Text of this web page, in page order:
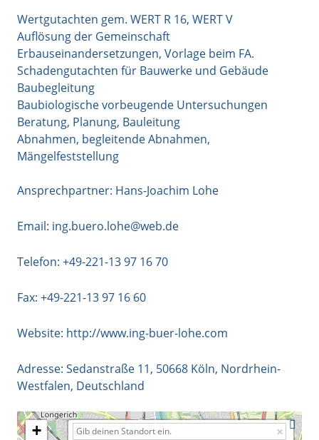
Wertgutachten gem. WERT R 16, WERT V
Auflösung der Gemeinschaft
Erbauseinandersetzungen, Vorlage beim FA.
Schadengutachten für Bauwerke und Gebäude
Baubegleitung
Baubiologische vorbeugende Untersuchungen
Beratung, Planung, Bauleitung
Abnahmen, begleitende Abnahmen,
Mängelfeststellung
Ansprechpartner: Hans-Joachim Lohe
Email: ing.buero.lohe@web.de
Telefon: +49-221-13 97 16 70
Fax: +49-221-13 97 16 60
Website: http://www.ing-buer-lohe.com
Adresse: Sedanstraße 11, 50668 Köln, Nordrhein-
Westfalen, Deutschland
+